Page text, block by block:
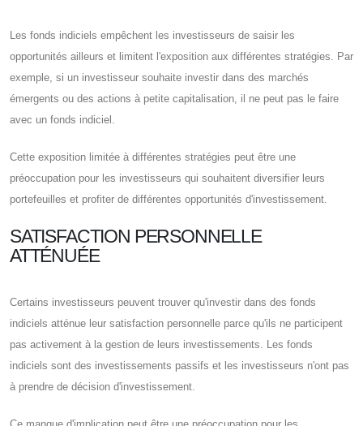
Les fonds indiciels empêchent les investisseurs de saisir les
opportunités ailleurs et limitent l'exposition aux différentes stratégies. Par
exemple, si un investisseur souhaite investir dans des marchés
émergents ou des actions à petite capitalisation, il ne peut pas le faire
avec un fonds indiciel.
Cette exposition limitée à différentes stratégies peut être une
préoccupation pour les investisseurs qui souhaitent diversifier leurs
portefeuilles et profiter de différentes opportunités d'investissement.
SATISFACTION PERSONNELLE
ATTÉNUÉE
Certains investisseurs peuvent trouver qu'investir dans des fonds
indiciels atténue leur satisfaction personnelle parce qu'ils ne participent
pas activement à la gestion de leurs investissements. Les fonds
indiciels sont des investissements passifs et les investisseurs n'ont pas
à prendre de décision d'investissement.